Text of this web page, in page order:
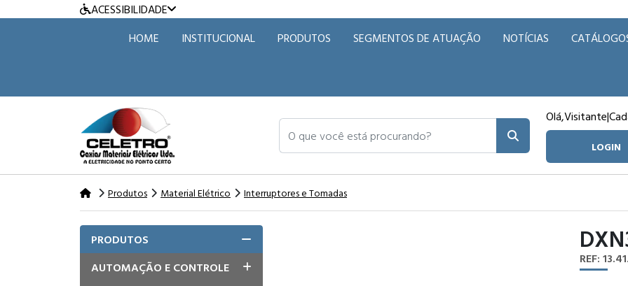
ACESSIBILIDADE
HOME
INSTITUCIONAL PRODUTOS SEGMENTOS DE ATUAÇÃO NOTÍCIAS
O que você está procurando? Olá,Visitante|
LOGIN
Produtos Material Elétrico Interruptores e Tomadas
PRODUTOS
AUTOMAÇÃO E CONTROLE
REF: